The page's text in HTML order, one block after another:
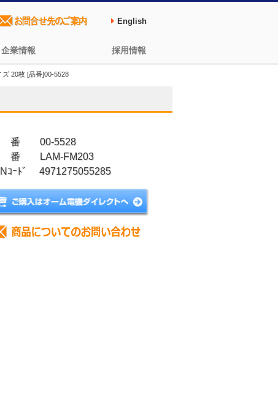
企業情報 採用情報
English
20枚 [品番]00-5528
番 00-5528
番 LAM-FM203
ｺｰﾄﾞ 4971275055285